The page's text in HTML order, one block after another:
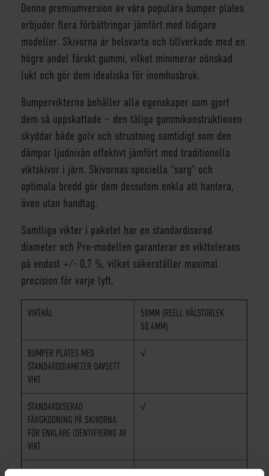
Denna premiumversion av våra populära bumper plates
erbjuder flera förbättringar jämfört med tidigare
modeller. Skivorna är helsvarta och tillverkade med en
högre andel färskt gummi, vilket minimerar oönskad
lukt och gör dem idealiska för inomhusbruk.
Bumpervikterna behåller alla egenskaper som gjort
dem så uppskattade – den tåliga gummikonstruktionen
skyddar både golv och utrustning samtidigt som den
dämpar ljudnivån effektivt jämfört med traditionella
viktskivor i järn. Skivornas speciella "sarg" och
optimala bredd gör dem dessutom enkla att hantera,
även utan handtag.
Samtliga vikter i paketet har en standardiserad
diameter och Pro-modellen garanterar en vikttolerans
på endast +/- 0,7 %, vilket säkerställer maximal
precision för varje lyft.
VIKTHÅL
50MM (REELL HÅLSTORLEK
50,4MM)
BUMPER PLATES MED
STANDARDDIAMETER OAVSETT
VIKT
√
STANDARDISERAD
FÄRGKODNING PÅ SKIVORNA
FÖR ENKLARE IDENTIFIERNG AV
VIKT
√